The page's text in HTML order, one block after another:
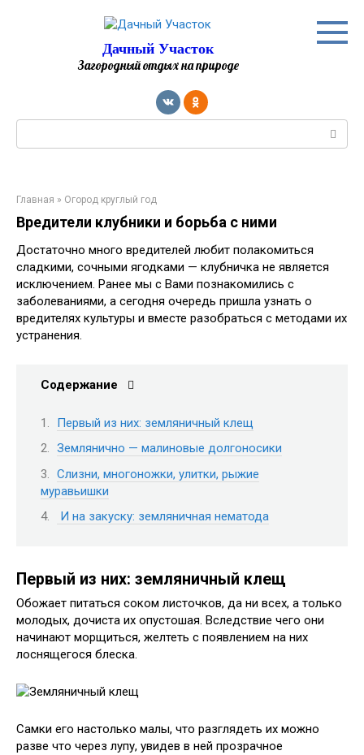
Дачный Участок
Загородный отдых на природе
Главная » Огород круглый год
Вредители клубники и борьба с ними
Достаточно много вредителей любит полакомиться
сладкими, сочными ягодками — клубничка не является
исключением. Ранее мы с Вами познакомились с
заболеваниями, а сегодня очередь пришла узнать о
вредителях культуры и вместе разобраться с методами их
устранения.
Содержание
Первый из них: земляничный клещ
Землянично — малиновые долгоносики
Слизни, многоножки, улитки, рыжие
муравьишки
И на закуску: земляничная нематода
Первый из них: земляничный клещ
Обожает питаться соком листочков, да ни всех, а только
молодых, дочиста их опустошая. Вследствие чего они
начинают морщиться, желтеть с появлением на них
лоснящегося блеска.
Самки его настолько малы, что разглядеть их можно
разве что через лупу, увидев в ней прозрачное